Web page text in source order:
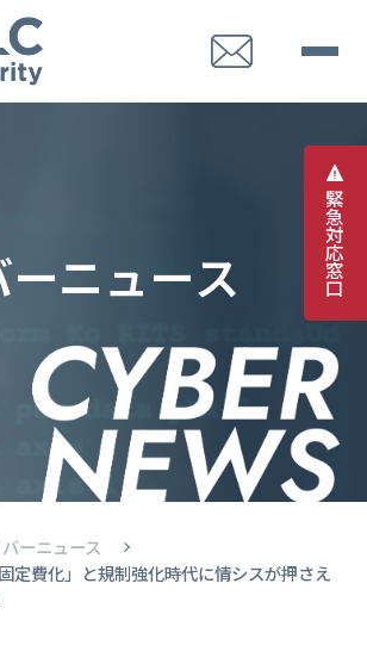
緊
急
対
応
窓
口
ーニュース
ーニュース
定費化」と規制強化時代に情シスが押さえ